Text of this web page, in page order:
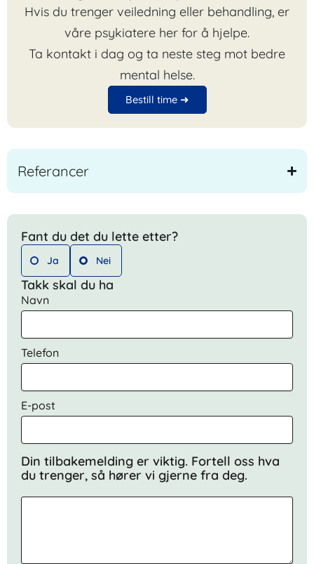
Hvis du trenger veiledning eller behandling, er
våre psykiatere her for å hjelpe.
Ta kontakt i dag og ta neste steg mot bedre
mental helse.
Bestill time ➜
Referancer
Fant du det du lette etter?
Ja Nei
Takk skal du ha
Navn
Telefon
E-post
Din tilbakemelding er viktig. Fortell oss hva
du trenger, så hører vi gjerne fra deg.